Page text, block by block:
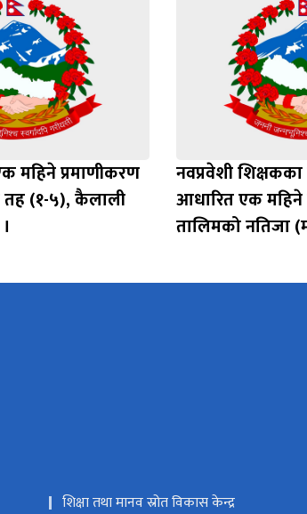
महिने प्रमाणीकरण
(१-५), कैलाली
नवप्रवेशी
आधारित एक महिने
तालिमको नतिजा
शिक्षा तथा मानव स्रोत विकास केन्द्र